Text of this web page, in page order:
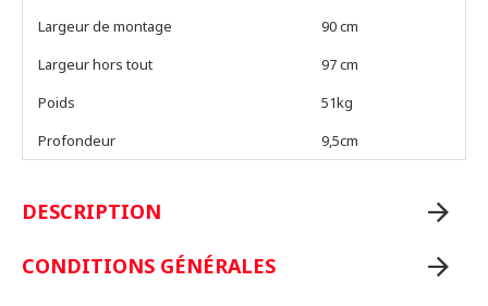
Largeur de montage
90 cm
Largeur hors tout
97 cm
Poids
51kg
Profondeur
9,5cm
DESCRIPTION
CONDITIONS GÉNÉRALES